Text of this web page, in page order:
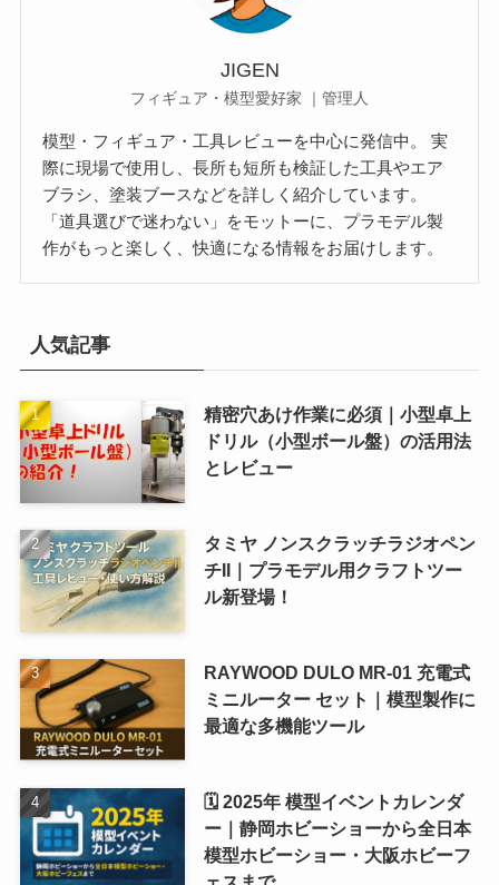
JIGEN
フィギュア・模型愛好家 ｜管理人
模型・フィギュア・工具レビューを中心に発信中。 実
際に現場で使用し、長所も短所も検証した工具やエア
ブラシ、塗装ブースなどを詳しく紹介しています。
「道具選びで迷わない」をモットーに、プラモデル製
作がもっと楽しく、快適になる情報をお届けします。
人気記事
精密穴あけ作業に必須｜小型卓上
ドリル（小型ボール盤）の活用法
とレビュー
タミヤ ノンスクラッチラジオペン
チII｜プラモデル用クラフトツー
ル新登場！
RAYWOOD DULO MR-01 充電式
ミニルーター セット｜模型製作に
最適な多機能ツール
🗓 2025年 模型イベントカレンダ
ー｜静岡ホビーショーから全日本
模型ホビーショー・大阪ホビーフ